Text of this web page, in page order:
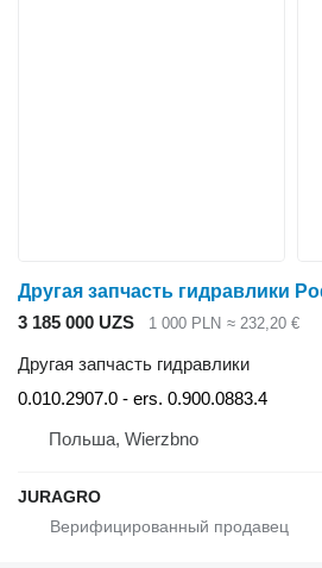
3 185 000 UZS 1 000 PLN ≈ 232,20 €
Другая запчасть гидравлики
0.010.2907.0 - ers. 0.900.0883.4
Польша, Wierzbno
JURAGRO